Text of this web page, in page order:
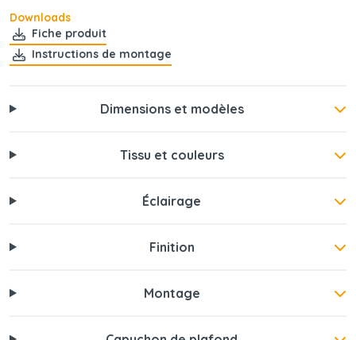
Downloads
Fiche produit
Instructions de montage
Dimensions et modèles
Tissu et couleurs
Éclairage
Finition
Montage